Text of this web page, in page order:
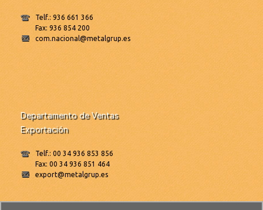
Telf.: 936 661 366
Fax: 936 854 200
com.nacional@metalgrup.es
Departamento de Ventas
Exportación
Telf.: 00 34 936 853 856
Fax: 00 34 936 851 464
export@metalgrup.es